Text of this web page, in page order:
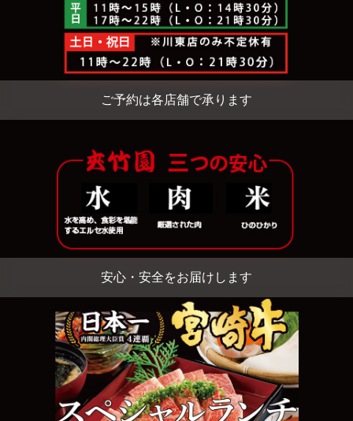
ご予約は各店舗で承ります
安心・安全をお届けします